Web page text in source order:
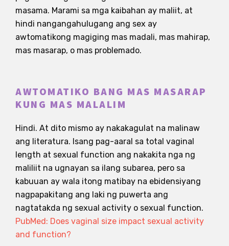
masama. Marami sa mga kaibahan ay maliit, at
hindi nangangahulugang ang sex ay
awtomatikong magiging mas madali, mas mahirap,
mas masarap, o mas problemado.
AWTOMATIKO BANG MAS MASARAP
KUNG MAS MALALIM
Hindi. At dito mismo ay nakakagulat na malinaw
ang literatura. Isang pag-aaral sa total vaginal
length at sexual function ang nakakita nga ng
maliliit na ugnayan sa ilang subarea, pero sa
kabuuan ay wala itong matibay na ebidensiyang
nagpapakitang ang laki ng puwerta ang
nagtatakda ng sexual activity o sexual function.
PubMed: Does vaginal size impact sexual activity
and function?